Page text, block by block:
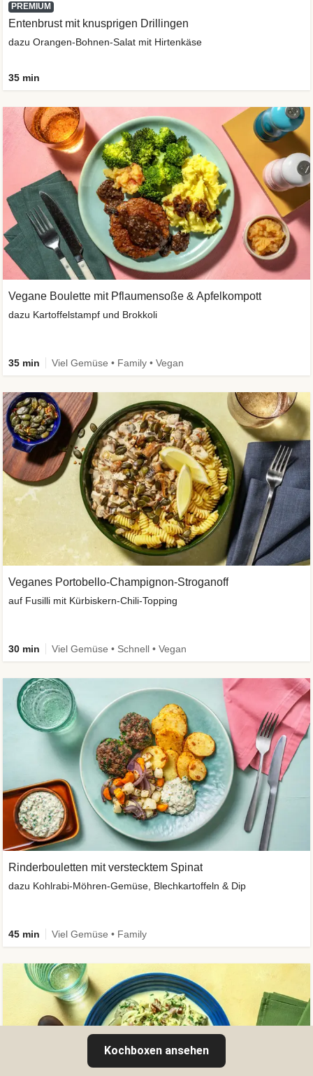
PREMIUM
Entenbrust mit knusprigen Drillingen
dazu Orangen-Bohnen-Salat mit Hirtenkäse
35 min
Vegane Boulette mit Pflaumensoße & Apfelkompott
dazu Kartoffelstampf und Brokkoli
35 min Viel Gemüse • Family • Vegan
Veganes Portobello-Champignon-Stroganoff
auf Fusilli mit Kürbiskern-Chili-Topping
30 min Viel Gemüse • Schnell • Vegan
Rinderbouletten mit verstecktem Spinat
dazu Kohlrabi-Möhren-Gemüse, Blechkartoffeln & Dip
45 min Viel Gemüse • Family
Kochboxen ansehen